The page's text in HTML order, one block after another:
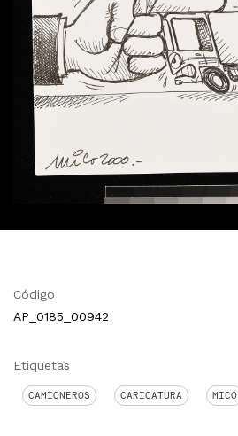
Código
AP_0185_00942
Etiquetas
CAMIONEROS CARICATURA MICO